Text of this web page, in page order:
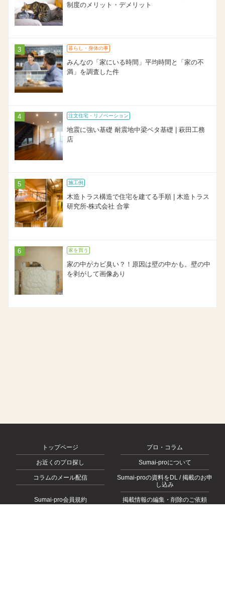
制度のメリット・デメリット
暮らし・身体の事
みんなの「家にいる時間」平均時間と「家の不
満」を調査した件
注文住宅・リノベーション
地震に強い基礎 耐震地中梁ベタ基礎 | 萩田工務
店
施工例
木造トラス構造で住宅を建てる手順 | 木造トラス
研究所-株式会社 合掌
家を買う
家の中がカビ臭い？！原因は壁の中かも。壁の中
を剥がして画像あり
トップページ プロ・コラム
お近くのプロ探し Sumai-proについて
コラムのメール配信
Sumai-proの資料をDL / 掲載のお申
し込み
Sumai-pro会員規約 掲載情報の編集・削除のご依頼